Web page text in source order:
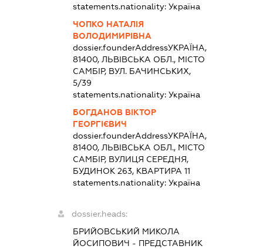
statements.nationality: Україна
ЧОПКО НАТАЛІЯ
ВОЛОДИМИРІВНА
dossier.founderAddressУКРАЇНА,
81400, ЛЬВІВСЬКА ОБЛ., МІСТО
САМБІР, ВУЛ. БАЧИНСЬКИХ,
5/39
statements.nationality: Україна
БОГДАНОВ ВІКТОР
ГЕОРГІЄВИЧ
dossier.founderAddressУКРАЇНА,
81400, ЛЬВІВСЬКА ОБЛ., МІСТО
САМБІР, ВУЛИЦЯ СЕРЕДНЯ,
БУДИНОК 263, КВАРТИРА 11
statements.nationality: Україна
dossier.heads:
БРИЙОВСЬКИЙ МИКОЛА
ЙОСИПОВИЧ - ПРЕДСТАВНИК